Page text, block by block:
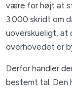
være for højt at
3.000 skridt om
uoverskueligt, at
overhovedet er
Derfor handler
bestemt tal. Den